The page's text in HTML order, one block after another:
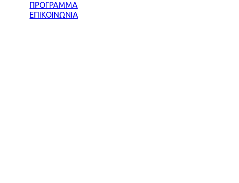
ΠΡΟΓΡΑΜΜΑ
ΕΠΙΚΟΙΝΩΝΙΑ